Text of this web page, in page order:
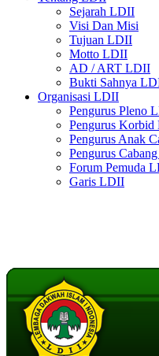
Sejarah LDII
Visi Dan Misi
Tujuan LDII
Motto LDII
AD / ART LDII
Bukti Sahnya
Organisasi LDII
Pengurus Pleno
Pengurus
Pengurus Anak
Pengurus
Forum Pemuda
Garis LDII